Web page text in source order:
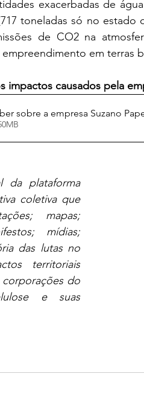
toneladas só no estado
de CO2 na
em terras
impactos causados pela
sobre a empresa Suzano
• 16.50MB
Conheça o acervo digital da plataforma
coletiva que
mapas;
mídias;
das lutas no
territoriais
do
e suas